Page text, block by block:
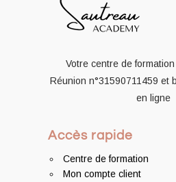
Votre centre de
Réunionn°31590711459 et
en ligne
Accès rapide
Centre de formation
Mon compte client